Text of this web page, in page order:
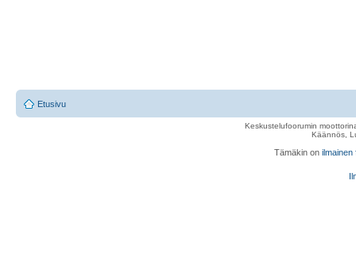
Etusivu
Keskustelufoorumin
Käännös,
Tämäkin on ilmainen